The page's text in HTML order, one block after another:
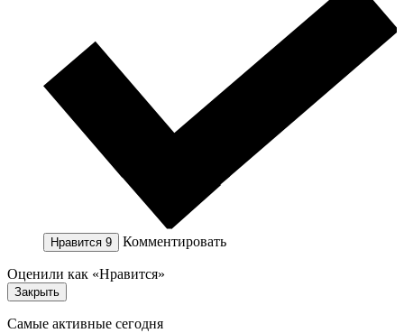
Нравится 9 Комментировать
Оценили как «Нравится»
Закрыть
Самые активные сегодня